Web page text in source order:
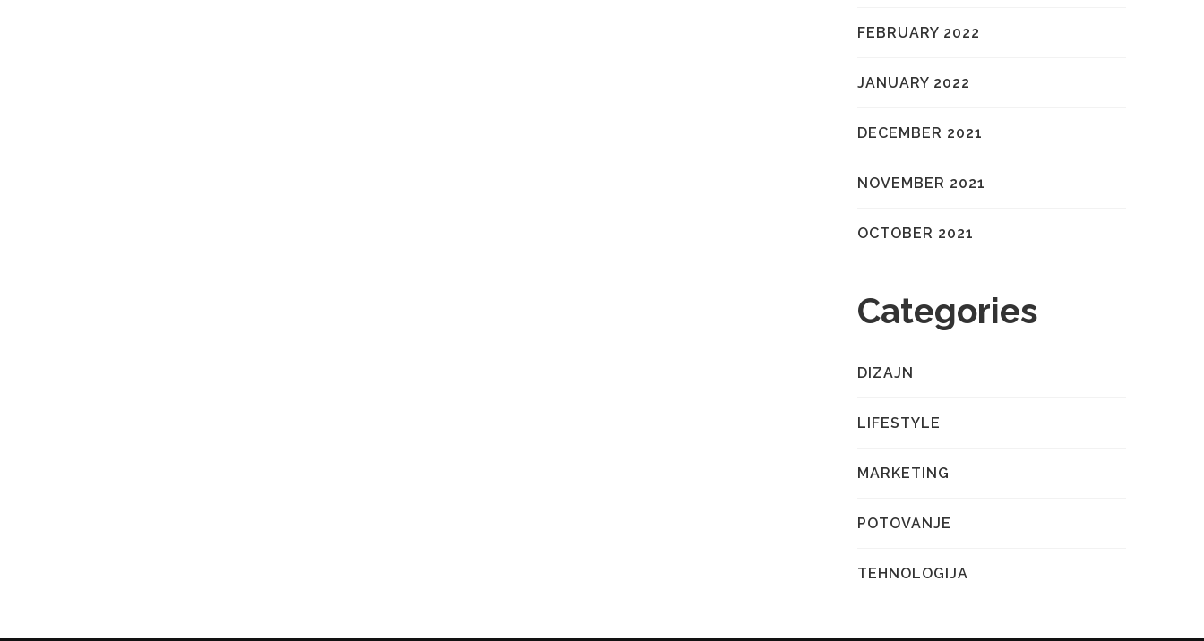
FEBRUARY 2022
JANUARY 2022
DECEMBER 2021
NOVEMBER 2021
OCTOBER 2021
Categories
DIZAJN
LIFESTYLE
MARKETING
POTOVANJE
TEHNOLOGIJA